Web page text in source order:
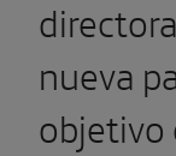
nueva
objetivo